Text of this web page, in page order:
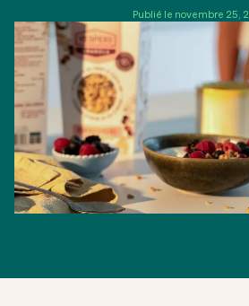
Publié le novembre 25,